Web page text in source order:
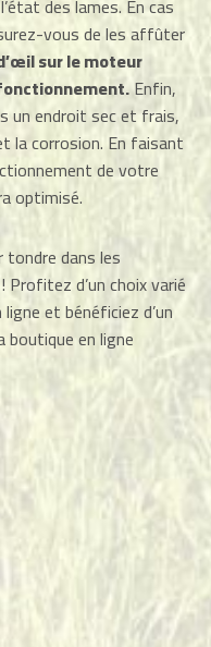
des lames. En cas
vous de les affûter
sur le moteur
Enfin,
un endroit sec et frais,
la corrosion. En faisant
de votre
optimisé.
tondre dans les
d’un choix varié
et bénéficiez d’un
en ligne